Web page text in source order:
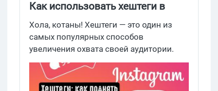
Как использовать хештеги в
Instagram для продвижения
своего аккаунта?
Хола, котаны! Хештеги — это один из
самых популярных способов
увеличения охвата своей аудитории.
Кроме того, что с их помощью вы
сортируете контент по папкам, есть
дополнительная возможность показать